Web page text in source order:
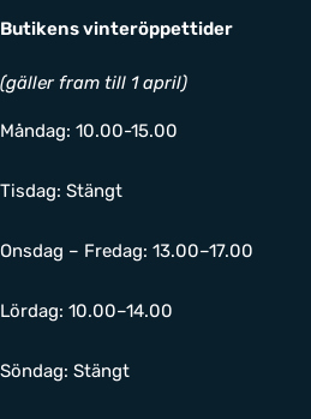
Butikens vinteröppettider
(gäller fram till 1 april)
Måndag: 10.00-15.00
Tisdag: Stängt
Onsdag – Fredag: 13.00–17.00
Lördag: 10.00–14.00
Söndag: Stängt